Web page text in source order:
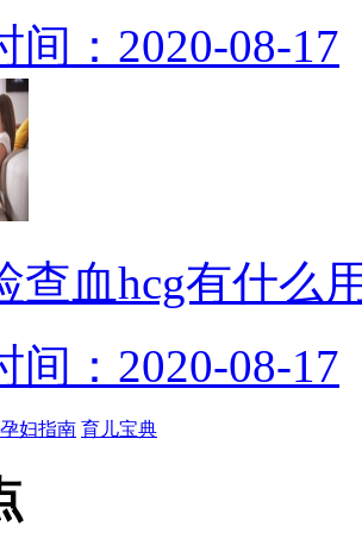
间：2020-08-17
查血hcg有什么
间：2020-08-17
孕妇指南 育儿宝典